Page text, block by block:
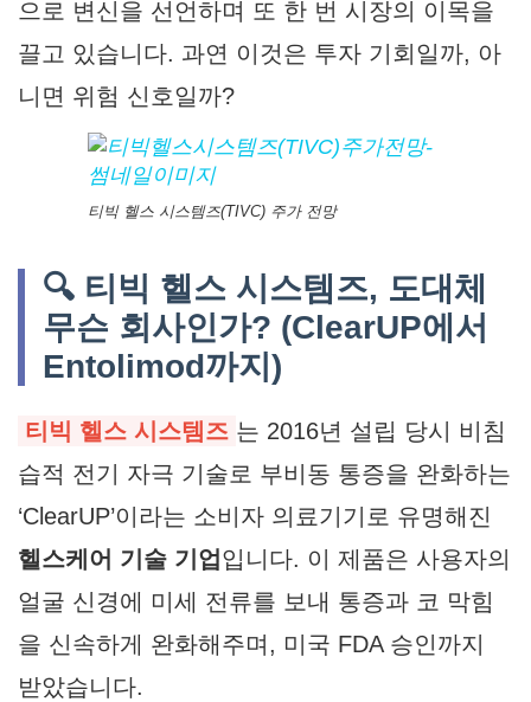
으로 변신을 선언하며 또 한 번 시장의 이목을
끌고 있습니다. 과연 이것은 투자 기회일까, 아
니면 위험 신호일까?
티빅 헬스 시스템즈(TIVC) 주가 전망
🔍 티빅 헬스 시스템즈, 도대체
무슨 회사인가? (ClearUP에서
Entolimod까지)
티빅 헬스 시스템즈 는 2016년 설립 당시 비침
습적 전기 자극 기술로 부비동 통증을 완화하는
‘ClearUP’이라는 소비자 의료기기로 유명해진
헬스케어 기술 기업 입니다. 이 제품은 사용자의
얼굴 신경에 미세 전류를 보내 통증과 코 막힘
을 신속하게 완화해주며, 미국 FDA 승인까지
받았습니다.